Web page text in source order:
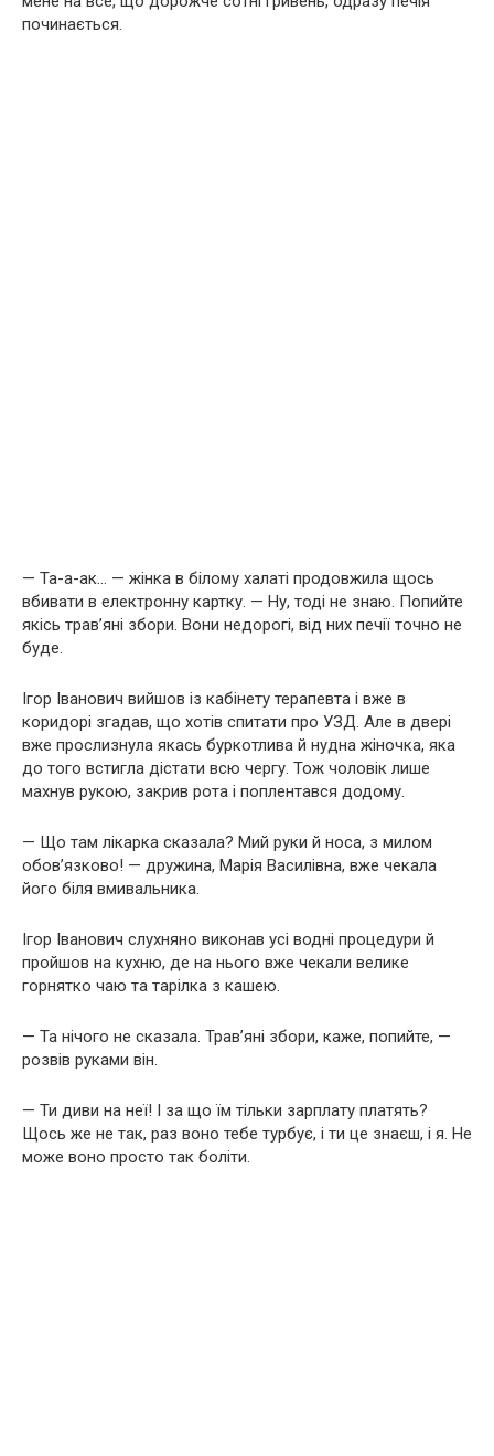
починається.
— Та-а-ак… — жінка в білому халаті продовжила щось
вбивати в електронну картку. — Ну, тоді не знаю. Попийте
якісь трав’яні збори. Вони недорогі, від них печії точно не
буде.
Ігор Іванович вийшов із кабінету терапевта і вже в
коридорі згадав, що хотів спитати про УЗД. Але в двері
вже прослизнула якась буркотлива й нудна жіночка, яка
до того встигла дістати всю чергу. Тож чоловік лише
махнув рукою, закрив рота і поплентався додому.
— Що там лікарка сказала? Мий руки й носа, з милом
обов’язково! — дружина, Марія Василівна, вже чекала
його біля вмивальника.
Ігор Іванович слухняно виконав усі водні процедури й
пройшов на кухню, де на нього вже чекали велике
горнятко чаю та тарілка з кашею.
— Та нічого не сказала. Травʼяні збори, каже, попийте, —
розвів руками він.
— Ти диви на неї! І за що їм тільки зарплату платять?
Щось же не так, раз воно тебе турбує, і ти це знаєш, і я. Не
може воно просто так боліти.